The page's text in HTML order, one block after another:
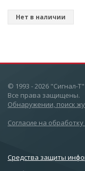
Нет в наличии
© 1993 - 2026 "Сигнал-Т"
Все права защищены.
Обнаружении, поиск
Согласие на
Cредства защиты